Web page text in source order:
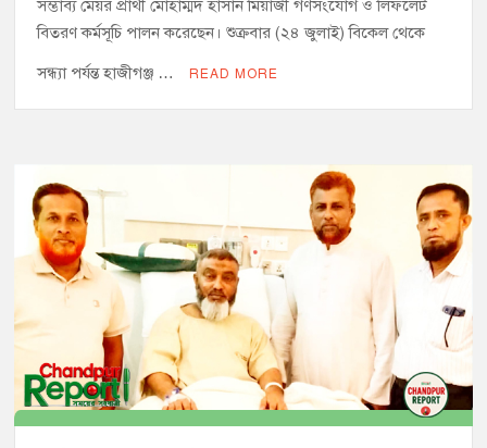
সম্ভাব্য মেয়র প্রার্থী মোহাম্মদ হাসান মিয়াজী গণসংযোগ ও লিফলেট
বিতরণ কর্মসূচি পালন করেছেন। শুক্রবার (২৪ জুলাই) বিকেল থেকে
সন্ধ্যা পর্যন্ত হাজীগঞ্জ … READ MORE